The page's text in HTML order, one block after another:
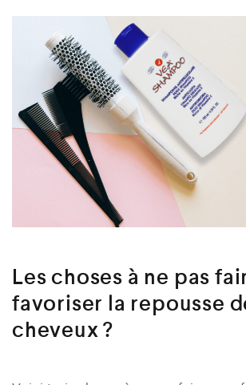
Les choses à ne pas
favoriser la repousse
cheveux ?